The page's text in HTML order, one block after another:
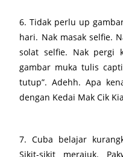
6. Tidak perlu up
hari. Nak masak selfie.
solat selfie. Nak pergi
gambar muka tulis
tutup”. Adehh. Apa
dengan Kedai Mak Cik
7. Cuba belajar
Sikit-sikit merajuk.